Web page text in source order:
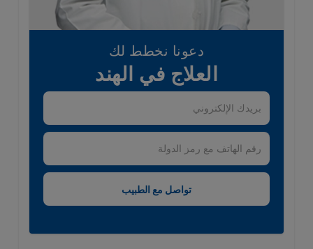
دعونا نخطط لك
العلاج في الهند